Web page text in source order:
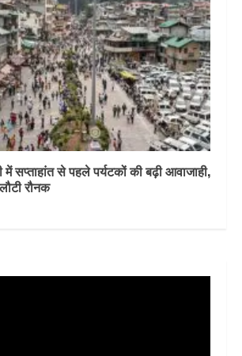
सप्ताहांत से पहले पर्यटकों की बढ़ी आवाजाही,
रौनक